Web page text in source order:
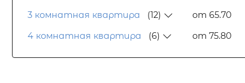
3 комнатная квартира (12) от 65.70
4 комнатная квартира (6) от 75.80